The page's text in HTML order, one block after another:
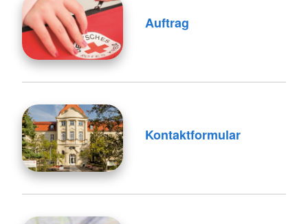
Auftrag
Kontaktformular